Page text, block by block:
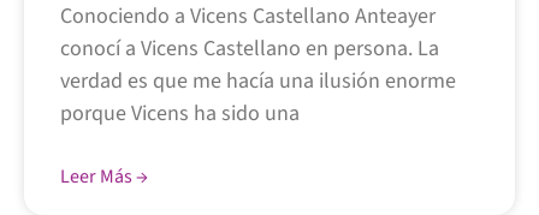
Conociendo a Vicens Castellano Anteayer
conocí a Vicens Castellano en persona. La
verdad es que me hacía una ilusión enorme
porque Vicens ha sido una
Leer Más →